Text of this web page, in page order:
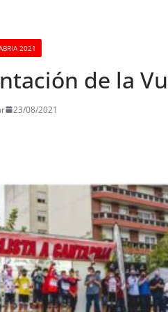
2021
de la
23/08/2021